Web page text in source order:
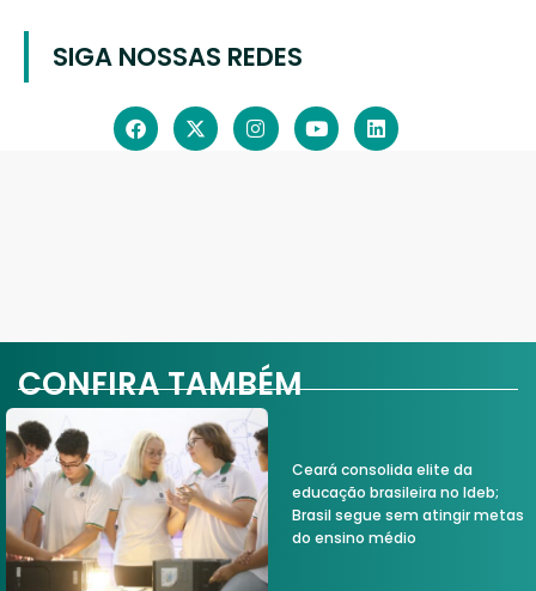
SIGA NOSSAS REDES
CONFIRA TAMBÉM
Ceará consolida elite da
educação brasileira no Ideb;
Brasil segue sem atingir metas
do ensino médio